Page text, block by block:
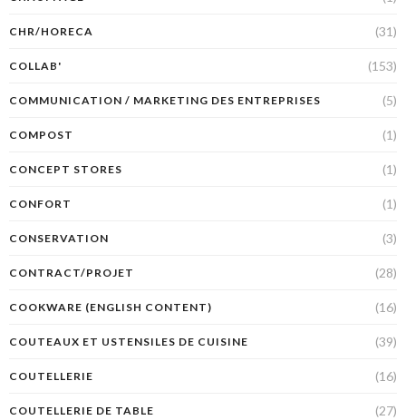
CHR/HORECA (31)
COLLAB' (153)
COMMUNICATION / MARKETING DES ENTREPRISES (5)
COMPOST (1)
CONCEPT STORES (1)
CONFORT (1)
CONSERVATION (3)
CONTRACT/PROJET (28)
COOKWARE (ENGLISH CONTENT) (16)
COUTEAUX ET USTENSILES DE CUISINE (39)
COUTELLERIE (16)
COUTELLERIE DE TABLE (27)